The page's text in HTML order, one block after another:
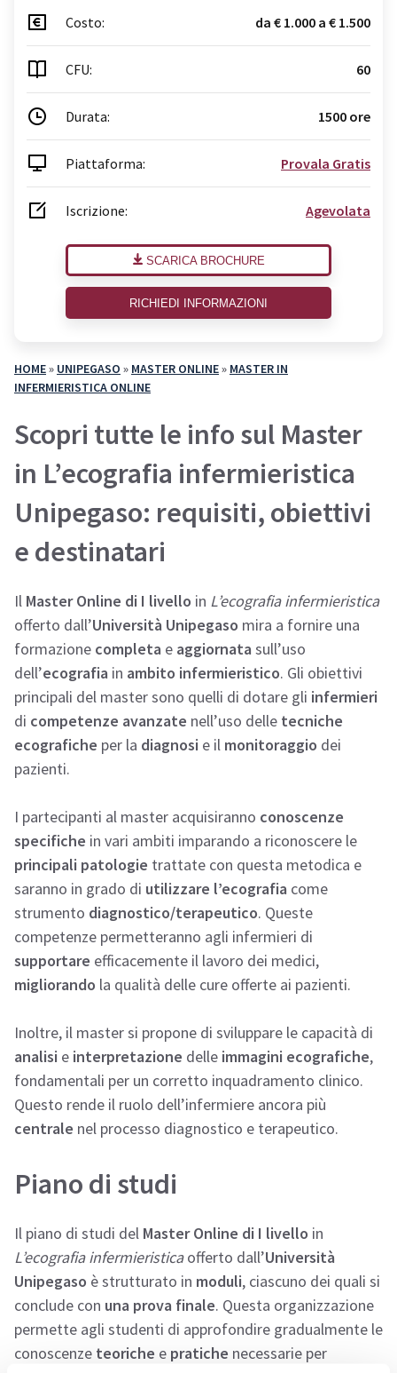
HOME» UNIPEGASO » MASTER ONLINE» MASTER IN
INFERMIERISTICA ONLINE
Scopri tutte le info sul Master
in L’ecografia infermieristica
Unipegaso: requisiti, obiettivi
e destinatari
Il Master Online di I livello in L’ecografia infermieristica
offerto dall’Università Unipegaso mira a fornire una
formazione completa e aggiornata sull’uso
dell’ecografia in ambito infermieristico. Gli obiettivi
principali del master sono quelli di dotare gli infermieri
di competenze avanzate nell’uso delle tecniche
ecografiche per la diagnosi e il monitoraggio dei
pazienti.
I partecipanti al master acquisiranno conoscenze
specifiche in vari ambiti imparando a riconoscere le
principali patologie trattate con questa metodica e
saranno in grado di utilizzare l’ecografia come
strumento diagnostico/terapeutico. Queste
competenze permetteranno agli infermieri di
supportare efficacemente il lavoro dei medici,
migliorando la qualità delle cure offerte ai pazienti.
Inoltre, il master si propone di sviluppare le capacità di
analisi e interpretazione delle immagini ecografiche,
fondamentali per un corretto inquadramento clinico.
Questo rende il ruolo dell’infermiere ancora più
centrale nel processo diagnostico e terapeutico.
Piano di studi
Il piano di studi del Master Online di I livello in
L’ecografia infermieristicaofferto dall’Università
Unipegaso è strutturato in moduli, ciascuno dei quali si
conclude con una prova finale. Questa organizzazione
permette agli studenti di approfondire gradualmente le
conoscenze teoriche e pratiche necessarie per
Costo: da € 1.000 a € 1.500
CFU: 60
Durata: 1500 ore
Piattaforma: Provala Gratis
Iscrizione: Agevolata
SCARICA BROCHURE
RICHIEDI INFORMAZIONI